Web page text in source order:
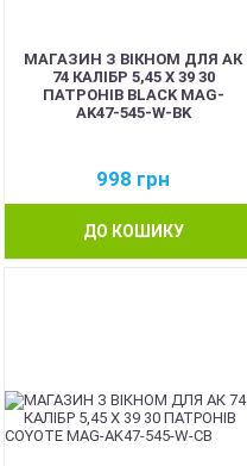
МАГАЗИН З ВІКНОМ ДЛЯ АК
74 КАЛІБР 5,45 Х 39 30
ПАТРОНІВ BLACK MAG-
AK47-545-W-BK
998 грн
ДО КОШИКУ